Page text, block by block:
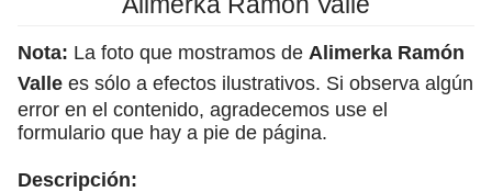
Nota: La foto que mostramos de Alimerka Ramón
Valle es sólo a efectos ilustrativos. Si observa algún
error en el contenido, agradecemos use el
formulario que hay a pie de página.
Descripción: